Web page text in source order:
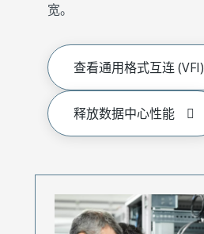
宽。
查看通用格式互连 (VFI)
释放数据中心性能